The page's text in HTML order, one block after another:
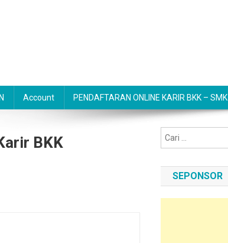
Account PENDAFTARAN ONLINE KARIR BKK – SMK
BKK
SEPONSOR